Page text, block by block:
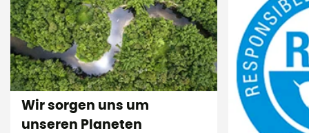
Wir sorgen uns um
unseren Planeten